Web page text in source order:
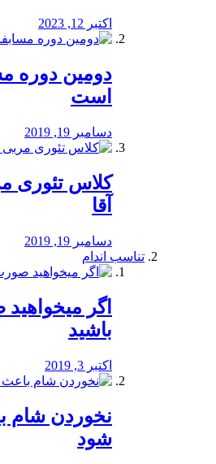
اکتبر 12, 2023
دومین دوره
است
دسامبر 19, 2019
آقا
دسامبر 19, 2019
تناسب اندام
اگر
باشید
اکتبر 3, 2019
نخوردن شام
‌شود